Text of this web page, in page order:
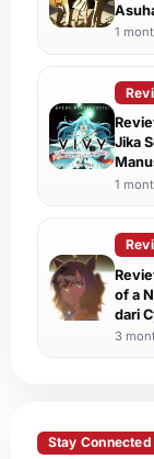
1
Jika
1
of a
dari
3
Stay Connected